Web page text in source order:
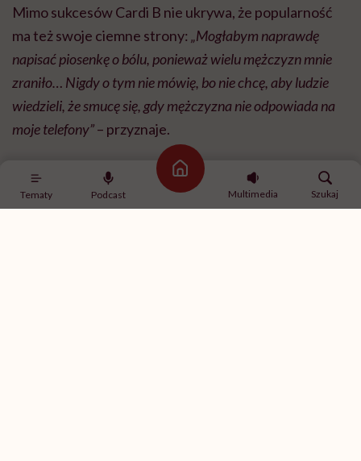
Tematy Podcast
Strona główna
Multimedia
Szukaj
Mimo sukcesów Cardi B nie ukrywa, że popularność
ma też swoje ciemne strony: „Mogłabym naprawdę
napisać piosenkę o bólu, ponieważ wielu mężczyzn mnie
zraniło… Nigdy o tym nie mówię, bo nie chcę, aby ludzie
wiedzieli, że smucę się, gdy mężczyzna nie odpowiada na
moje telefony”– przyznaje.
POLECAMY
Zoe Saldaña: „Nie ciesz się, że